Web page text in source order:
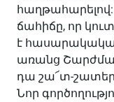
ճահիճը, որ
է
առանց
դա շա՜տ-
Նոր